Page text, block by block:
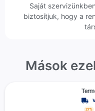
Saját
biztosítjuk, hogy a
Mások
27%